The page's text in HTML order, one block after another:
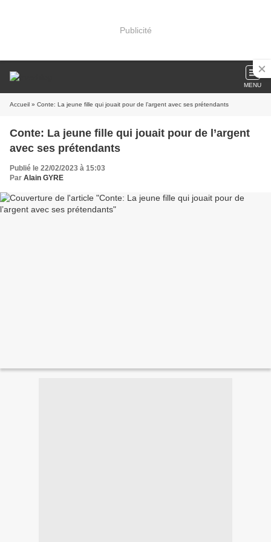
Publicité
MENU
Accueil » Conte: La jeune fille qui jouait pour de l’argent avec ses prétendants
Conte: La jeune fille qui jouait pour de l’argent
avec ses prétendants
Publié le 22/02/2023 à 15:03
Par Alain GYRE